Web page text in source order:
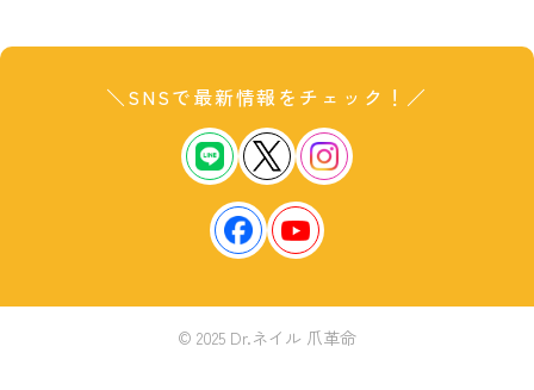
© 2025 Dr.ネイル 爪革命
＼SNSで最新情報をチェック！／